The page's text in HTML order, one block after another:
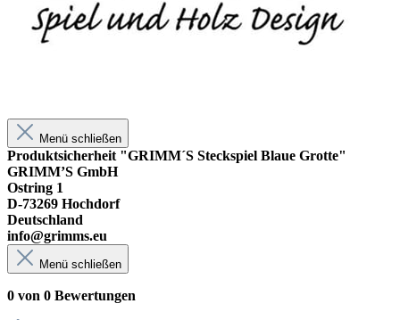
Menü schließen
Produktsicherheit "GRIMM´S Steckspiel Blaue Grotte"
GRIMM’S GmbH
Ostring 1
D-73269 Hochdorf
Deutschland
info@grimms.eu
Menü schließen
0 von 0 Bewertungen